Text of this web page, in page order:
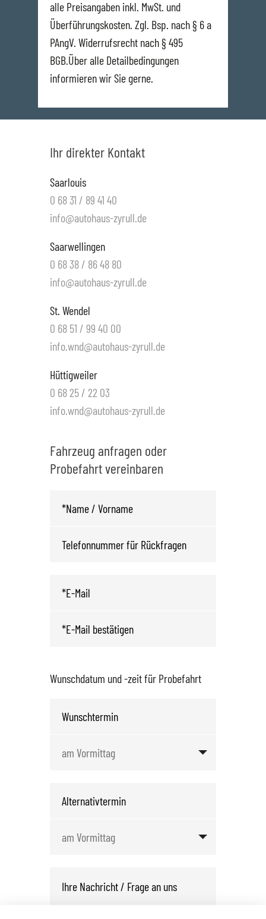
alle Preisangaben inkl. MwSt. und
Überführungskosten. Zgl. Bsp. nach § 6 a
PAngV. Widerrufsrecht nach § 495
BGB.Über alle Detailbedingungen
informieren wir Sie gerne.
Ihr direkter Kontakt
Saarlouis
0 68 31 / 89 41 40
info@autohaus-zyrull.de
Saarwellingen
0 68 38 / 86 48 80
info@autohaus-zyrull.de
St. Wendel
0 68 51 / 99 40 00
info.wnd@autohaus-zyrull.de
Hüttigweiler
0 68 25 / 22 03
info.wnd@autohaus-zyrull.de
Fahrzeug anfragen oder
Probefahrt vereinbaren
Wunschdatum und -zeit für Probefahrt